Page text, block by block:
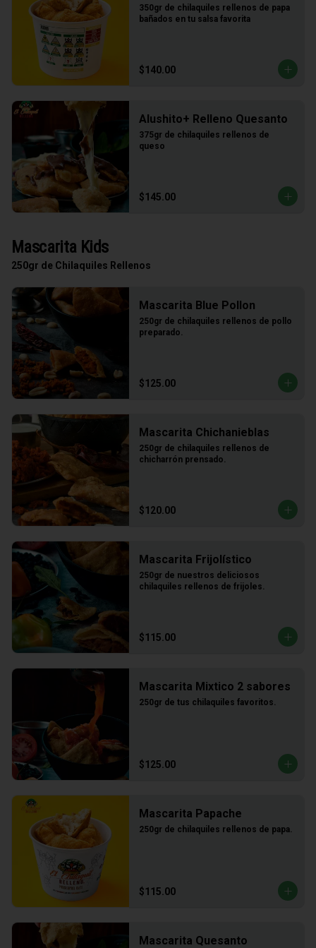
350gr de chilaquiles rellenos de papa
bañados en tu salsa favorita
$140.00
Alushito+ Relleno Quesanto
375gr de chilaquiles rellenos de
queso
$145.00
Mascarita Kids
250gr de Chilaquiles Rellenos
Mascarita Blue Pollon
250gr de chilaquiles rellenos de pollo
preparado.
$125.00
Mascarita Chichanieblas
250gr de chilaquiles rellenos de
chicharrón prensado.
$120.00
Mascarita Frijolístico
250gr de nuestros deliciosos
chilaquiles rellenos de frijoles.
$115.00
Mascarita Mixtico 2 sabores
250gr de tus chilaquiles favoritos.
$125.00
Mascarita Papache
250gr de chilaquiles rellenos de papa.
$115.00
Mascarita Quesanto